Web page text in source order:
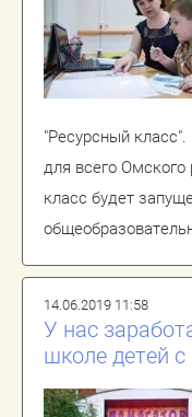
"Ресурсный
для всего
класс будет
14.06.2019 11:58
У нас
школе детей